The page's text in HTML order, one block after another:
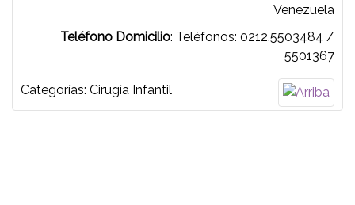
Venezuela
Teléfono Domicilio: Teléfonos: 0212.5503484 /
5501367
Categorías: Cirugía Infantil